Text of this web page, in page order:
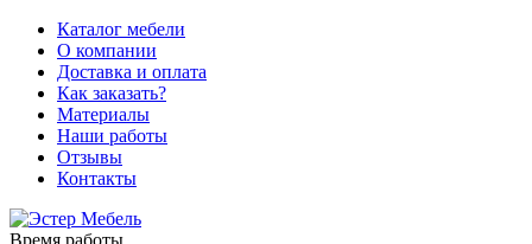
Каталог мебели
О компании
Доставка и оплата
Как заказать?
Материалы
Наши работы
Отзывы
Контакты
Время работы